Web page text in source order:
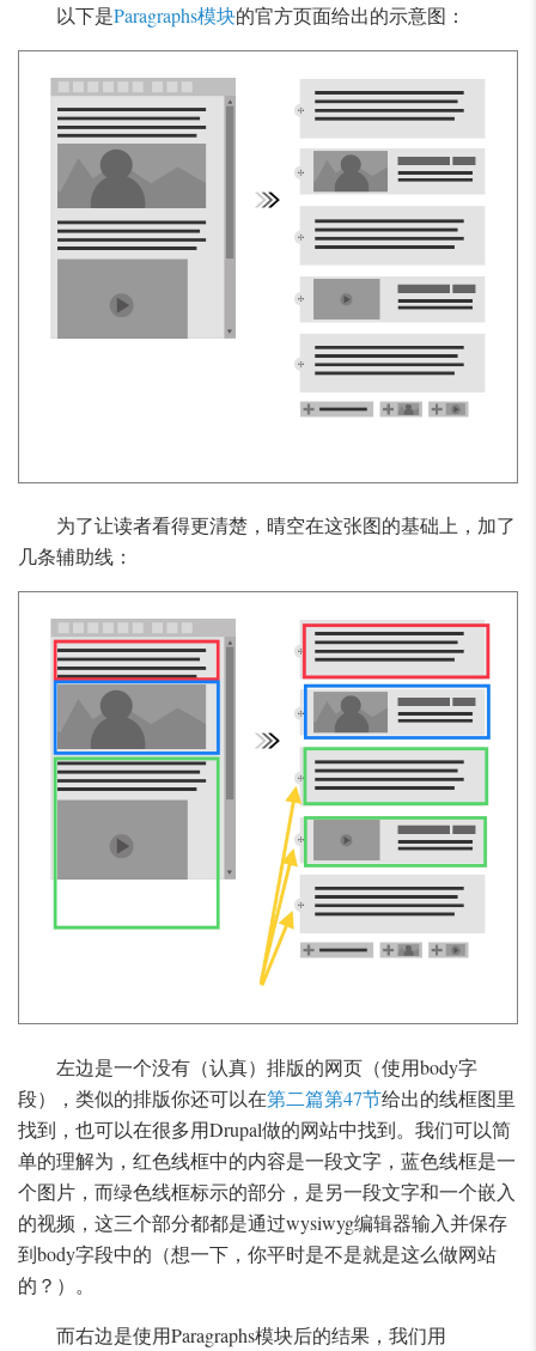
以下是Paragraphs模块的官方页面给出的示意图：
为了让读者看得更清楚，晴空在这张图的基础上，加了
几条辅助线：
左边是一个没有（认真）排版的网页（使用body字
段），类似的排版你还可以在第二篇第47节给出的线框图里
找到，也可以在很多用Drupal做的网站中找到。我们可以简
单的理解为，红色线框中的内容是一段文字，蓝色线框是一
个图片，而绿色线框标示的部分，是另一段文字和一个嵌入
的视频，这三个部分都都是通过wysiwyg编辑器输入并保存
到body字段中的（想一下，你平时是不是就是这么做网站
的？）。
而右边是使用Paragraphs模块后的结果，我们用